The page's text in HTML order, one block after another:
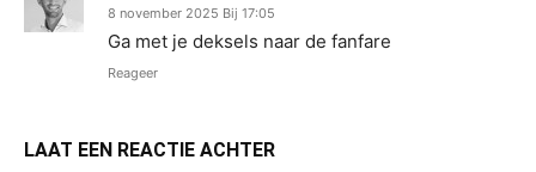
8 november 2025 Bij 17:05
Ga met je deksels naar de fanfare
Reageer
LAAT EEN REACTIE ACHTER